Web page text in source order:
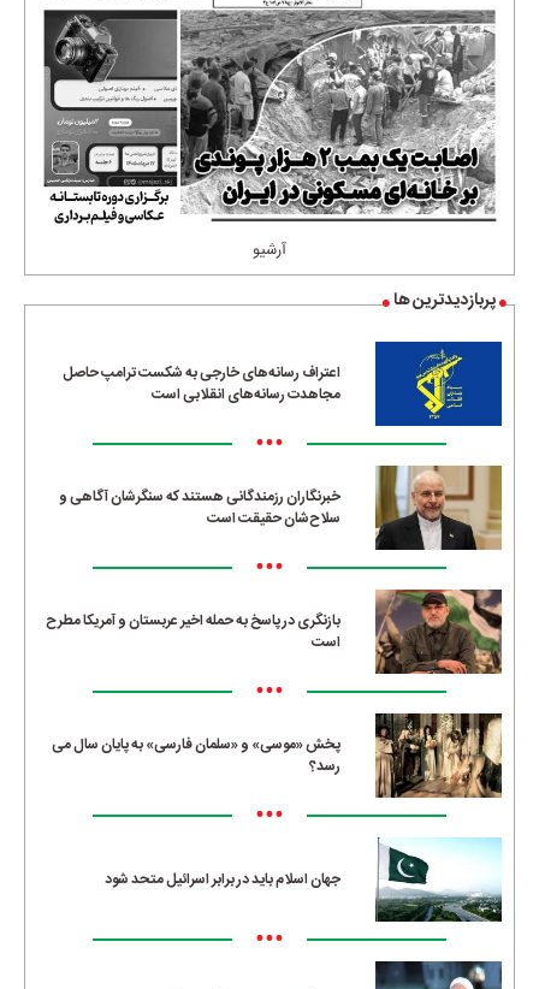
آرشیو
پربازدیدترین ها
اعتراف رسانه‌های خارجی به شکست ترامپ حاصل
مجاهدت رسانه‌های انقلابی است
•••
خبرنگاران رزمندگانی هستند که سنگرشان آگاهی و
سلاح‌شان حقیقت است
•••
بازنگری در پاسخ به حمله اخیر عربستان و آمریکا مطرح
است
•••
پخش «موسی» و «سلمان فارسی» به پایان سال می
رسد؟
•••
جهان اسلام باید در برابر اسرائیل متحد شود
•••